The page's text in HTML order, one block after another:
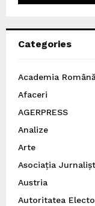
Categories
Academia Română
Afaceri
AGERPRESS
Analize
Arte
Asociația
Austria
Autoritatea